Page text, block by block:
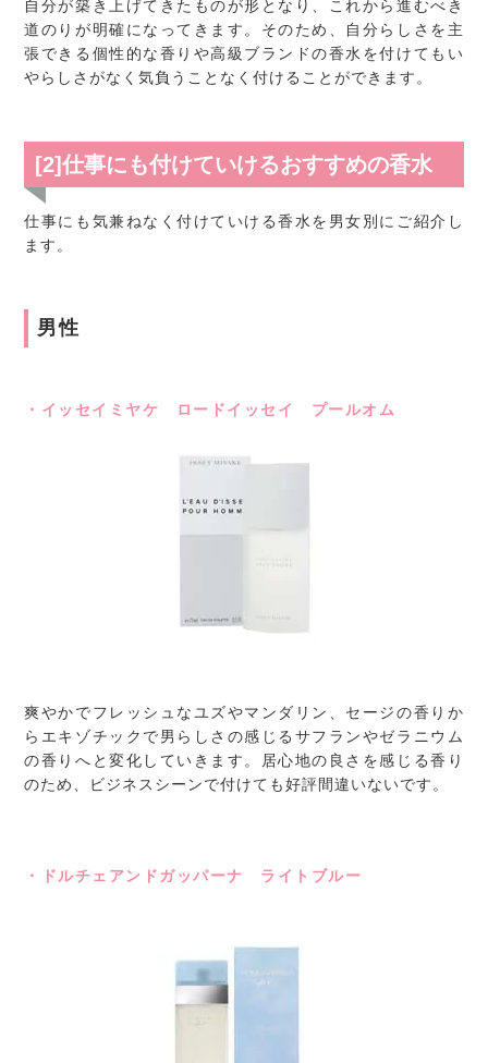
自分が築き上げてきたものが形となり、これから進むべき
道のりが明確になってきます。そのため、自分らしさを主
張できる個性的な香りや高級ブランドの香水を付けてもい
やらしさがなく気負うことなく付けることができます。
[2]仕事にも付けていけるおすすめの香水
仕事にも気兼ねなく付けていける香水を男女別にご紹介し
ます。
男性
・イッセイミヤケ ロードイッセイ プールオム
爽やかでフレッシュなユズやマンダリン、セージの香りか
らエキゾチックで男らしさの感じるサフランやゼラニウム
の香りへと変化していきます。居心地の良さを感じる香り
のため、ビジネスシーンで付けても好評間違いないです。
・ドルチェアンドガッパーナ ライトブルー